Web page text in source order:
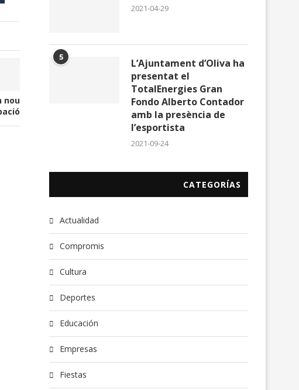
nou
2021-04-29
5
L’Ajuntament d’Oliva ha
presentat el
TotalEnergies Gran
Fondo Alberto Contador
amb la presència de
l’esportista
2021-09-24
CATEGORÍAS
Actualidad
Compromis
Cultura
Deportes
Educación
Empresas
Fiestas